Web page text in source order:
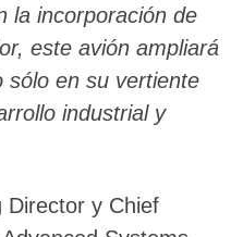
la incorporación de
este avión ampliará
sólo en su vertiente
industrial y
Director y Chief